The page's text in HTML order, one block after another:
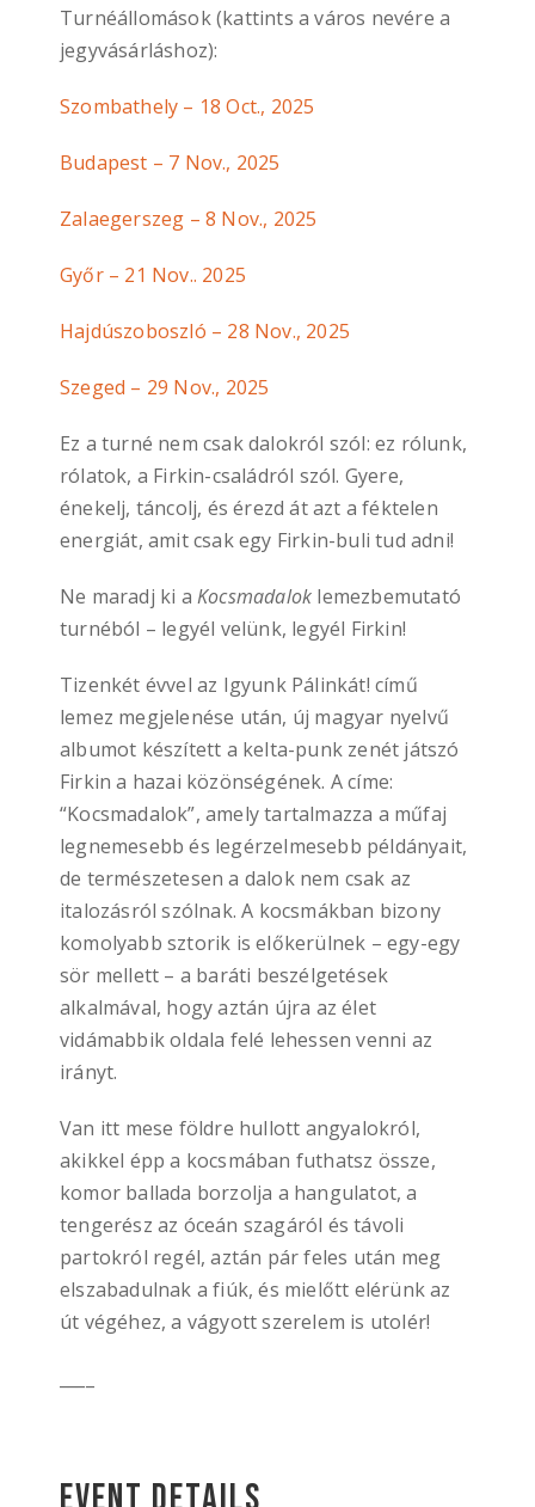
Turnéállomások (kattints a város nevére a
jegyvásárláshoz):
Szombathely – 18 Oct., 2025
Budapest – 7 Nov., 2025
Zalaegerszeg – 8 Nov., 2025
Győr – 21 Nov.. 2025
Hajdúszoboszló – 28 Nov., 2025
Szeged – 29 Nov., 2025
Ez a turné nem csak dalokról szól: ez rólunk,
rólatok, a Firkin-családról szól. Gyere,
énekelj, táncolj, és érezd át azt a féktelen
energiát, amit csak egy Firkin-buli tud adni!
Ne maradj ki a Kocsmadalok lemezbemutató
turnéból – legyél velünk, legyél Firkin!
Tizenkét évvel az Igyunk Pálinkát! című
lemez megjelenése után, új magyar nyelvű
albumot készített a kelta-punk zenét játszó
Firkin a hazai közönségének. A címe:
“Kocsmadalok”, amely tartalmazza a műfaj
legnemesebb és legérzelmesebb példányait,
de természetesen a dalok nem csak az
italozásról szólnak. A kocsmákban bizony
komolyabb sztorik is előkerülnek – egy-egy
sör mellett – a baráti beszélgetések
alkalmával, hogy aztán újra az élet
vidámabbik oldala felé lehessen venni az
irányt.
Van itt mese földre hullott angyalokról,
akikkel épp a kocsmában futhatsz össze,
komor ballada borzolja a hangulatot, a
tengerész az óceán szagáról és távoli
partokról regél, aztán pár feles után meg
elszabadulnak a fiúk, és mielőtt elérünk az
út végéhez, a vágyott szerelem is utolér!